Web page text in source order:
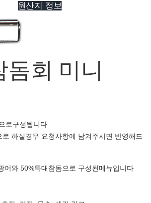
원산지 정보
돔회 미니
로구성됩니다
하실경우 요청사항에 남겨주시면 반영해드
어와 50%특대참돔으로 구성된메뉴입니다